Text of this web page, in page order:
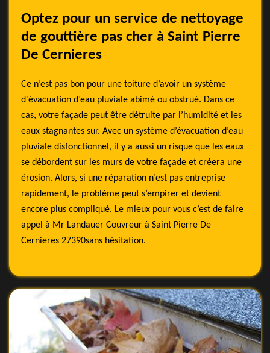
Optez pour un service de nettoyage
de gouttière pas cher à Saint Pierre
De Cernieres
Ce n’est pas bon pour une toiture d’avoir un système
d'évacuation d’eau pluviale abimé ou obstrué. Dans ce
cas, votre façade peut être détruite par l’humidité et les
eaux stagnantes sur. Avec un système d’évacuation d’eau
pluviale disfonctionnel, il y a aussi un risque que les eaux
se débordent sur les murs de votre façade et créera une
érosion. Alors, si une réparation n’est pas entreprise
rapidement, le problème peut s’empirer et devient
encore plus compliqué. Le mieux pour vous c’est de faire
appel à Mr Landauer Couvreur à Saint Pierre De
Cernieres 27390sans hésitation.